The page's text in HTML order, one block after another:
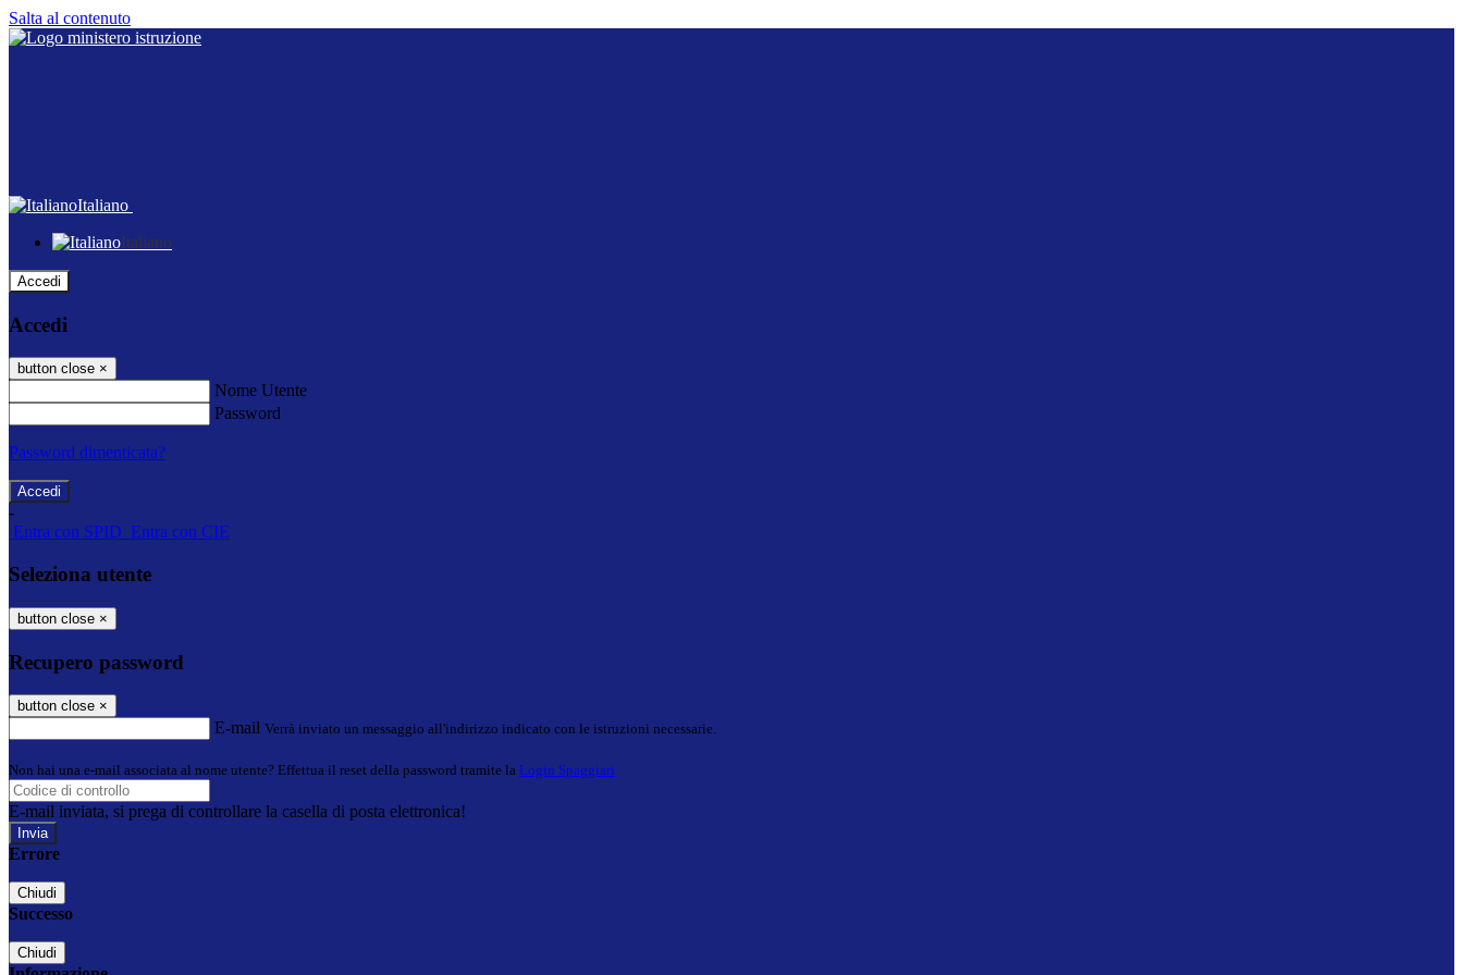
Salta al contenuto
Italiano
Italiano
Accedi
Accedi
button close ×
Nome Utente
Password
Password dimenticata?
-
Entra con SPID Entra con CIE
Seleziona utente
button close ×
Recupero password
button close ×
E-mail Verrà inviato un messaggio all'indirizzo indicato con le istruzioni necessarie.
Non hai una e-mail associata al nome utente? Effettua il reset della password tramite la Login Spaggiari
E-mail inviata, si prega di controllare la casella di posta elettronica!
Errore
Chiudi
Successo
Chiudi